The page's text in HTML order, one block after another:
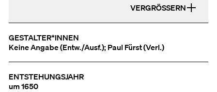
VERGRÖSSERN
GESTALTER*INNEN
Keine Angabe (Entw./Ausf.); Paul Fürst (Verl.)
ENTSTEHUNGSJAHR
um 1650